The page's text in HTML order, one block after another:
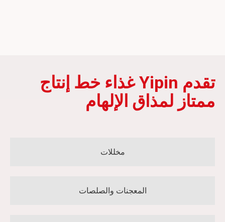
تقدم Yipin غذاء خط إنتاج
ممتاز لمذاق الإلهام
مخللات
المعجنات والصلصات